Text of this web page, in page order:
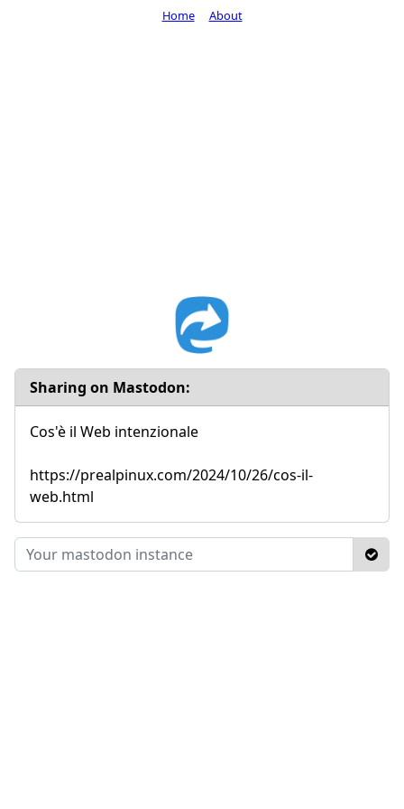
Sharing on Mastodon:
Cos'è il Web intenzionale
https://prealpinux.com/2024/10/26/cos-il-
web.html
Home About